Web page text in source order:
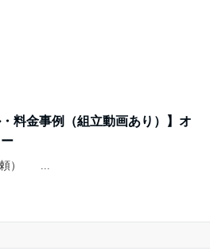
料金事例（組立動画あり）】オ
頼） ...